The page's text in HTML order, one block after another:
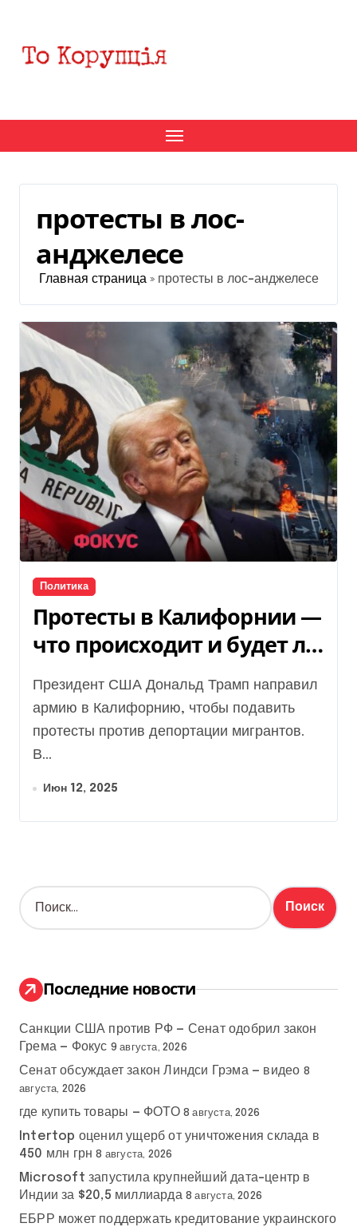
содержанию
протесты в лос-
анджелесе
Главная страница» протесты в лос-анджелесе
Политика
Протесты в Калифорнии —
что происходит и будет ли
гражданская война в США
Президент США Дональд Трамп направил
армию в Калифорнию, чтобы подавить
протесты против депортации мигрантов.
В...
Июн 12, 2025
Н
а
:
Последние новости
Санкции США против РФ — Сенат одобрил закон
Грема — Фокус 9 августа, 2026
Сенат обсуждает закон Линдси Грэма — видео 8
августа, 2026
где купить товары — ФОТО 8 августа, 2026
Intertop оценил ущерб от уничтожения склада в
450 млн грн 8 августа, 2026
Microsoft запустила крупнейший дата-центр в
Индии за $20,5 миллиарда 8 августа, 2026
ЕБРР может поддержать кредитование украинского